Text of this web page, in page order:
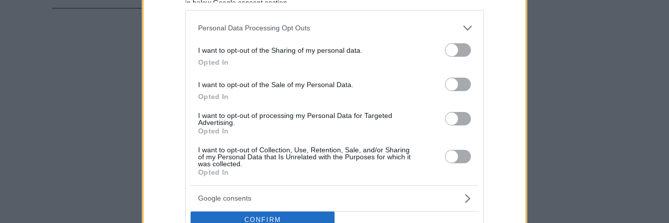
in below Google consent section.
Personal Data Processing Opt Outs
I want to opt-out of the Sharing of my personal data.
Opted In
I want to opt-out of the Sale of my Personal Data.
Opted In
I want to opt-out of processing my Personal Data for Targeted
Advertising.
Opted In
I want to opt-out of Collection, Use, Retention, Sale, and/or Sharing
of my Personal Data that Is Unrelated with the Purposes for which it
was collected.
Opted In
Google consents
CONFIRM
αποκατάστασης